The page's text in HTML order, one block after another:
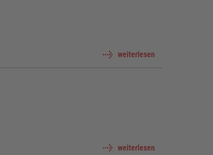
weiterlesen
weiterlesen